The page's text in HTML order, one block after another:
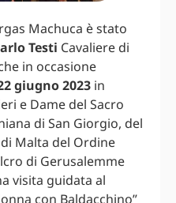
Machuca è stato
Testi Cavaliere di
in occasione
giugno 2023 in
e Dame del Sacro
di San Giorgio, del
Malta del Ordine
di Gerusalemme
visita guidata al
con Baldacchino”